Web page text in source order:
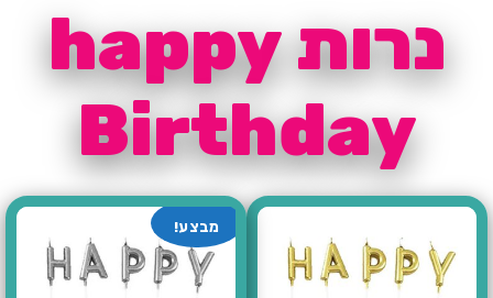
נרות happy
Birthday
מבצע!